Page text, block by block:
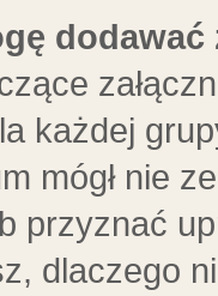
dodawać
każdej
mógł nie
przyznać
dlaczego